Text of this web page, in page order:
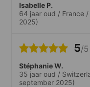
bieten. Gozo ist
aber unheimlich
(Sport, regionale
aufmerksam, geht
Wunsch ein und
möglich ist. Sehr
Orgateam auch
abendlichen
Isabelle P.
64 jaar oud / France /
2025)
5/5
Stéphanie W.
35 jaar oud /
september 2025)